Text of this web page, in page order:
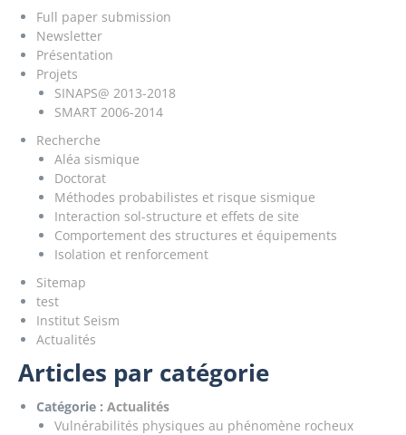
Full paper submission
Newsletter
Présentation
Projets
SINAPS@ 2013-2018
SMART 2006-2014
Recherche
Aléa sismique
Doctorat
Méthodes probabilistes et risque sismique
Interaction sol-structure et effets de site
Comportement des structures et équipements
Isolation et renforcement
Sitemap
test
Institut Seism
Actualités
Articles par catégorie
Catégorie : Actualités
Vulnérabilités physiques au phénomène rocheux